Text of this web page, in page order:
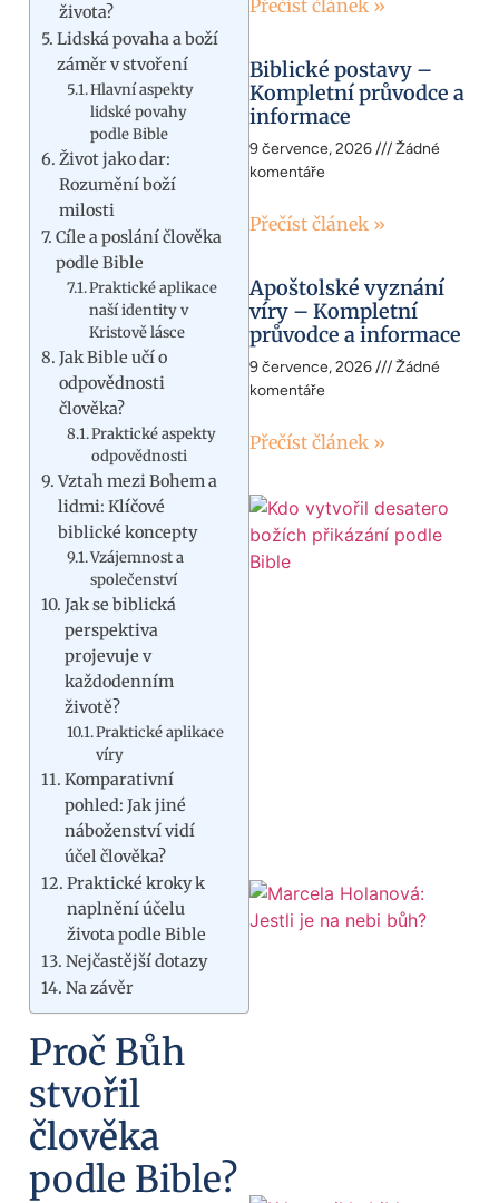
života?
Lidská povaha a boží
záměr v stvoření
Hlavní aspekty
lidské povahy
podle Bible
Život jako dar:
Rozumění boží
milosti
Cíle a poslání člověka
podle Bible
Praktické aplikace
naší identity v
Kristově lásce
Jak Bible učí o
odpovědnosti
člověka?
Praktické aspekty
odpovědnosti
Vztah mezi Bohem a
lidmi: Klíčové
biblické koncepty
Vzájemnost a
společenství
Jak se biblická
perspektiva
projevuje v
každodenním
životě?
Praktické aplikace
víry
Komparativní
pohled: Jak jiné
náboženství vidí
účel člověka?
Praktické kroky k
naplnění účelu
života podle Bible
Nejčastější dotazy
Na závěr
Proč Bůh
stvořil
člověka
podle Bible?
Přečíst článek »
Biblické postavy –
Kompletní průvodce a
informace
9 července, 2026
Žádné
komentáře
Přečíst článek »
Apoštolské vyznání
víry – Kompletní
průvodce a informace
9 července, 2026
Žádné
komentáře
Přečíst článek »